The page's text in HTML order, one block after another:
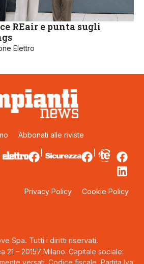
REair e punta sugli
Elettro
Abbonati alle riviste
Privacy Policy Cookie Policy
Spa. Tutti i diritti riservati.
21 – 20157 Milano. Capitale sociale: